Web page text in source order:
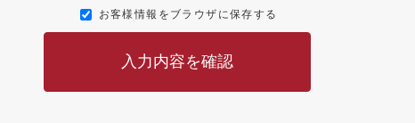
お客様情報をブラウザに保存する
入力内容を確認